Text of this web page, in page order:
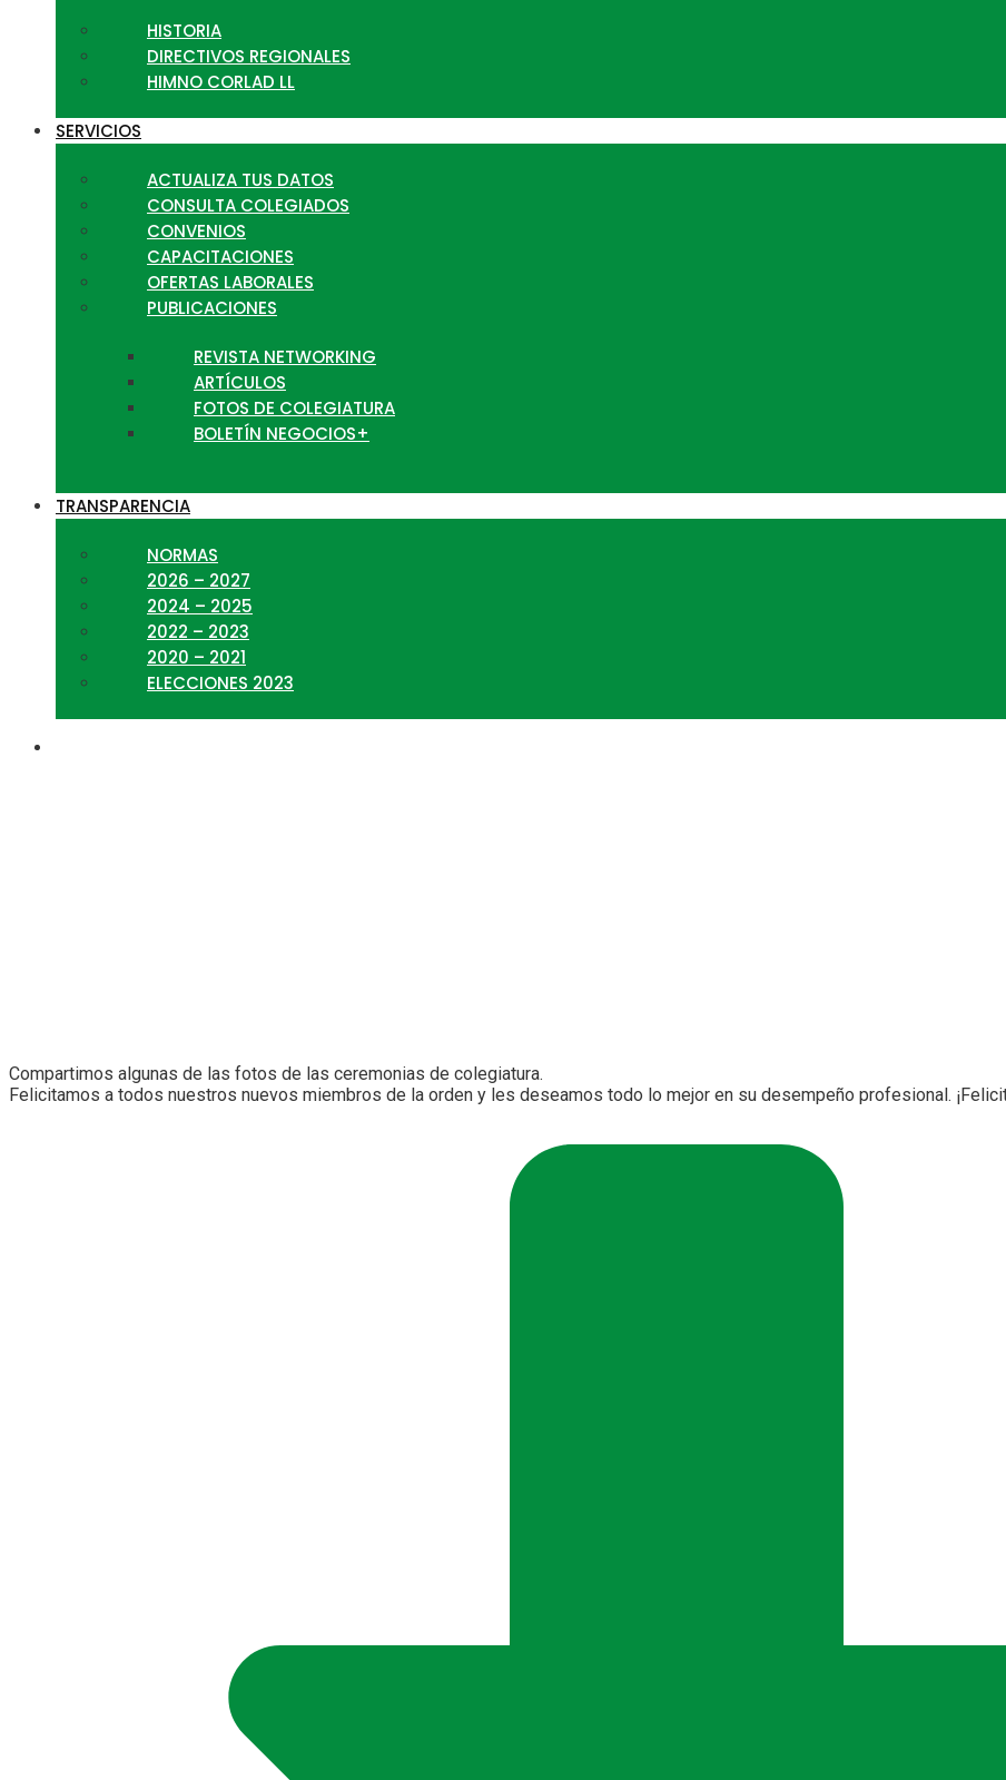
HISTORIA
DIRECTIVOS REGIONALES
HIMNO CORLAD LL
SERVICIOS
ACTUALIZA TUS DATOS
CONSULTA COLEGIADOS
CONVENIOS
CAPACITACIONES
OFERTAS LABORALES
PUBLICACIONES
REVISTA NETWORKING
ARTÍCULOS
FOTOS DE COLEGIATURA
BOLETÍN NEGOCIOS+
TRANSPARENCIA
NORMAS
2026 – 2027
2024 – 2025
2022 – 2023
2020 – 2021
ELECCIONES 2023
Compartimos algunas de las fotos de las ceremonias de colegiatura.
Felicitamos a todos nuestros nuevos miembros de la orden y les deseamos todo lo mejor en su desempeño profesional.